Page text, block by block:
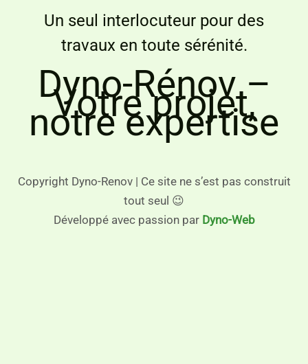
Un seul interlocuteur pour des
travaux en toute sérénité.
Dyno-Rénov –
Votre projet,
notre expertise
Copyright Dyno-Renov | Ce site ne s’est pas construit
tout seul 😉
Développé avec passion par Dyno-Web